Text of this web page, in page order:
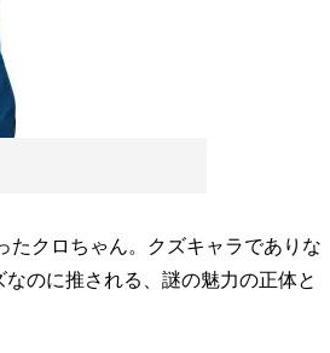
たクロちゃん。クズキャラでありな
のに推される、謎の魅力の正体と